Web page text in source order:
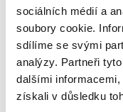
sociálních médií a
soubory cookie.
sdílíme se svými
analýzy. Partneři
dalšími
získali v důsledku
správy životního
Ekonomická
uložení dat s
kapacitu.
Dell ECS představuje
úložiště, které je